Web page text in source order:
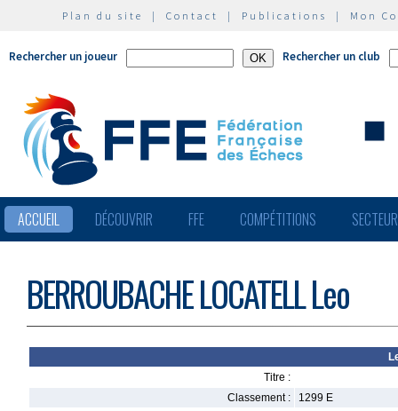
Plan du site | Contact | Publications | Mon
Rechercher un joueur Rechercher un club
ACCUEIL DÉCOUVRIR FFE COMPÉTITIONS
BERROUBACHE LOCATELL Leo
Titre :
Classement :
1299 E